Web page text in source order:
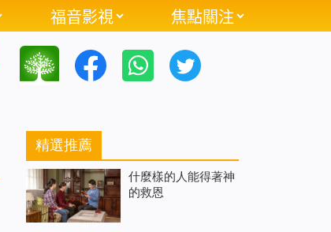
福音影視 焦點關注
精選推薦
什麼樣的人能得著神
的救恩